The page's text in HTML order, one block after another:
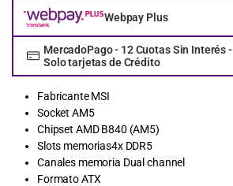
Webpay Plus
MercadoPago - 12 Cuotas Sin Interés -
Solo tarjetas de Crédito
Fabricante MSI
Socket AM5
Chipset AMD B840 (AM5)
Slots memorias4x DDR5
Canales memoria Dual channel
Formato ATX